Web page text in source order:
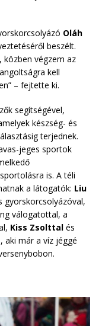
Oláh
beszélt.
közben végzem az
kell
– fejtette ki.
segítségével,
készség- és
terjednek.
jeges sportok
is. A téli
a látogatók: Liu
gyorskorcsolyázóval,
válogatottal, a
Kiss Zsolttal és
aki már a víz jéggé